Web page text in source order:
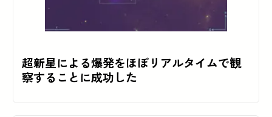
超新星による爆発をほぼリアルタイムで観
察することに成功した